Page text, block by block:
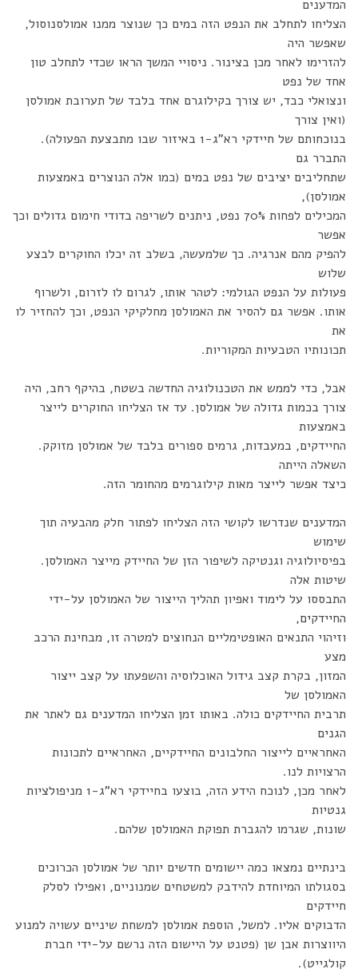
המדענים
הצליחו לתחלב את הנפט הזה במים כך שנוצר ממנו אמולסנוסול,
שאפשר היה
להזרימו לאחר מכן בצינור. ניסויי המשך הראו שכדי לתחלב טון
אחד של נפט
ונצואלי כבד, יש צורך בקילוגרם אחד בלבד של תערובת אמולסן
(ואין צורך
בנוכחותם של חיידקי רא"ג-1 באיזור שבו מתבצעת הפעולה).
התברר גם
שתחליבים יציבים של נפט במים (כמו אלה הנוצרים באמצעות
אמולסן),
המכילים לפחות 70% נפט, ניתנים לשריפה בדודי חימום גדולים וכך
אפשר
להפיק מהם אנרגיה. כך שלמעשה, בשלב זה יכלו החוקרים לבצע
שלוש
פעולות על הנפט הגולמי: לטהר אותו, לגרום לו לזרום, ולשרוף
אותו. אפשר גם להסיר את האמולסן מחלקיקי הנפט, וכך להחזיר לו
את
תכונותיו הטבעיות המקוריות.
אבל, כדי לממש את הטכנולוגיה החדשה בשטח, בהיקף רחב, היה
צורך בכמות גדולה של אמולסן. עד אז הצליחו החוקרים לייצר
באמצעות
החיידקים, במעבדות, גרמים ספורים בלבד של אמולסן מזוקק.
השאלה הייתה
כיצד אפשר לייצר מאות קילוגרמים מהחומר הזה.
המדענים שנדרשו לקושי הזה הצליחו לפתור חלק מהבעיה תוך
שימוש
בפיסיולוגיה וגנטיקה לשיפור הזן של החיידק מייצר האמולסן.
שיטות אלה
התבססו על לימוד ואפיון תהליך הייצור של האמולסן על-ידי
החיידקים,
וזיהוי התנאים האופטימליים הנחוצים למטרה זו, מבחינת הרכב
מצע
המזון, בקרת קצב גידול האוכלוסיה והשפעתו על קצב ייצור
האמולסן של
תרבית החיידקים כולה. באותו זמן הצליחו המדענים גם לאתר את
הגנים
האחראיים לייצור החלבונים החיידקיים, האחראיים לתכונות
הרצויות לנו.
לאחר מכן, לנוכח הידע הזה, בוצעו בחיידקי רא"ג-1 מניפולציות
גנטיות
שונות, שגרמו להגברת תפוקת האמולסן שלהם.
בינתיים נמצאו כמה יישומים חדשים יותר של אמולסן הכרוכים
בסגולתו המיוחדת להידבק למשטחים שמנוניים, ואפילו לסלק
חיידקים
הדבוקים אליו. למשל, הוספת אמולסן למשחת שיניים עשויה למנוע
היווצרות אבן שן (פטנט על היישום הזה נרשם על-ידי חברת
קולגייט).